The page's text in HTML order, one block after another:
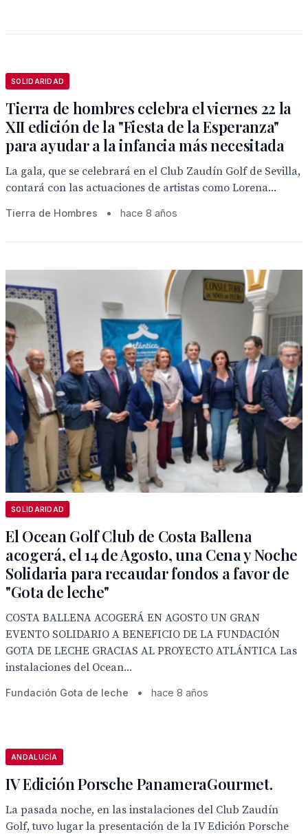
SOLIDARIDAD
Tierra de hombres celebra el viernes 22 la
XII edición de la "Fiesta de la Esperanza"
para ayudar a la infancia más necesitada
La gala, que se celebrará en el Club Zaudín Golf de Sevilla,
contará con las actuaciones de artistas como Lorena...
Tierra de Hombres • hace 8 años
SOLIDARIDAD
El Ocean Golf Club de Costa Ballena
acogerá, el 14 de Agosto, una Cena y Noche
Solidaria para recaudar fondos a favor de
"Gota de leche"
COSTA BALLENA ACOGERÁ EN AGOSTO UN GRAN
EVENTO SOLIDARIO A BENEFICIO DE LA FUNDACIÓN
GOTA DE LECHE GRACIAS AL PROYECTO ATLÁNTICA Las
instalaciones del Ocean...
Fundación Gota de leche • hace 8 años
ANDALUCÍA
IV Edición Porsche PanameraGourmet.
La pasada noche, en las instalaciones del Club Zaudín
Golf, tuvo lugar la presentación de la IV Edición Porsche